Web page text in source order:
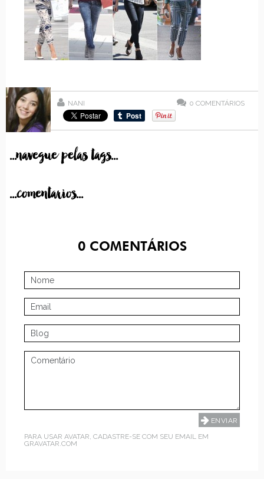
NANI 0 COMENTÁRIOS
...navegue pelas tags...
...comentarios...
0COMENTÁRIOS
PARA USAR AVATAR, CADASTRE-SE COM SEU EMAIL EM
GRAVATAR.COM